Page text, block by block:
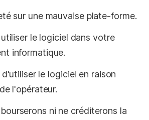
sur une mauvaise plate-forme.
le logiciel dans votre
informatique.
le logiciel en raison
l'opérateur.
ni ne créditerons la